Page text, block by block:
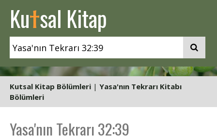
Kutsal Kitap
Kutsal Kitap Bölümleri | Yasa'nın Tekrarı Kitabı
Bölümleri
Yasa'nın Tekrarı 32:39